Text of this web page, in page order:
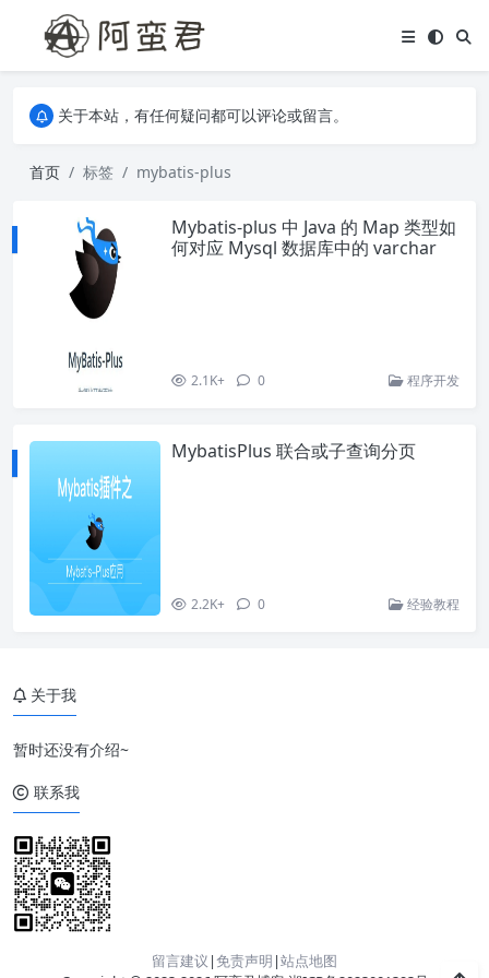
关于本站，有任何疑问都可以评论或留言。
关于本站，有任何疑问都可以评论或留言。
首页
标签 mybatis-plus
Mybatis-plus 中 Java 的 Map 类型如
何对应 Mysql 数据库中的 varchar
2.1K+ 0 程序开发
MybatisPlus 联合或子查询分页
2.2K+ 0 经验教程
关于我
暂时还没有介绍~
联系我
留言建议 |免责声明 |站点地图